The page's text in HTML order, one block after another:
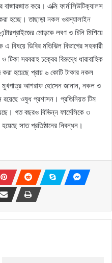
করে। এক্মি ফার্মাসিউটিক্যালস
হচ্ছে। তাছাড়া নকল ওরস্যালাইন
মোড়কে লবণ ও চিনি মিশিয়ে
বিষয়ে ডিবির মতিঝিল বিভাগের সহকারী
সরবরাহ চক্রের বিরুদ্ধে ধারাবাহিক
করা হয়েছে প্রায় ৬ কোটি টাকার নকল
আশরাফ হোসেন জানান, নকল ও
রয়েছে ওষুধ প্রশাসন। প্রতিনিয়ত টিম
গত বছরও বিভিন্ন ফার্মেসিকে ৩
সাত প্রতিষ্ঠানের নিবন্ধন।